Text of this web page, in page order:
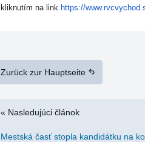
kliknutím na link https://
Zurück zur Hauptseite
« Nasledujúci článok
Mestská časť stopla kandidátku na